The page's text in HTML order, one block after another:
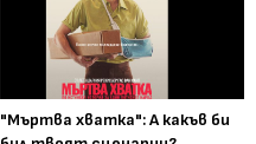
"Мъртва хватка": А какъв би